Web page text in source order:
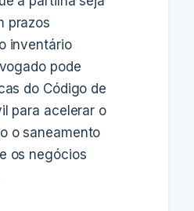
prazos
inventário
pode
do Código de
para acelerar o
o saneamento
os negócios